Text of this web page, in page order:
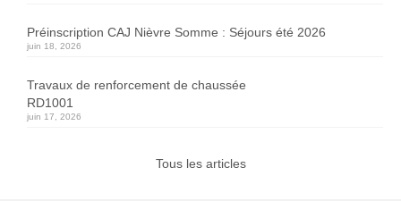
Préinscription CAJ Nièvre Somme : Séjours été 2026
juin 18, 2026
Travaux de renforcement de chaussée
RD1001
juin 17, 2026
Tous les articles